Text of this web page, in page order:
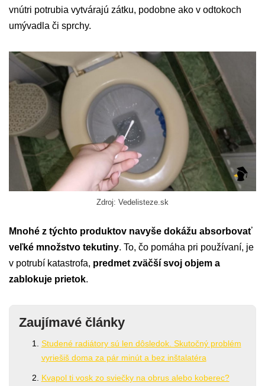
vnútri potrubia vytvárajú zátku, podobne ako v odtokoch
umývadla či sprchy.
Zdroj: Vedelisteze.sk
Mnohé z týchto produktov navyše dokážu absorbovať
veľké množstvo tekutiny. To, čo pomáha pri používaní, je
v potrubí katastrofa, predmet zväčší svoj objem a
zablokuje prietok.
Zaujímavé články
Studené radiátory sú len dôsledok. Skutočný problém
vyriešiš doma za pár minút a bez inštalatéra
Kvapol ti vosk zo sviečky na obrus alebo koberec?